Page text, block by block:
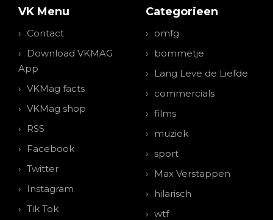
VK Menu
Contact
Download VKMAG
App
VKMag facts
VKMag shop
RSS
Facebook
Twitter
Instagram
Tik Tok
Categorieen
omfg
bommetje
Lang Leve de Liefde
commercials
films
muziek
sport
Max Verstappen
hilarisch
wtf